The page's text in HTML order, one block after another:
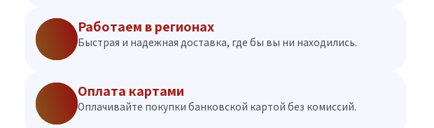
Работаем в регионах
Быстрая и надежная доставка, где бы вы ни находились.
Оплата картами
Оплачивайте покупки банковской картой без комиссий.